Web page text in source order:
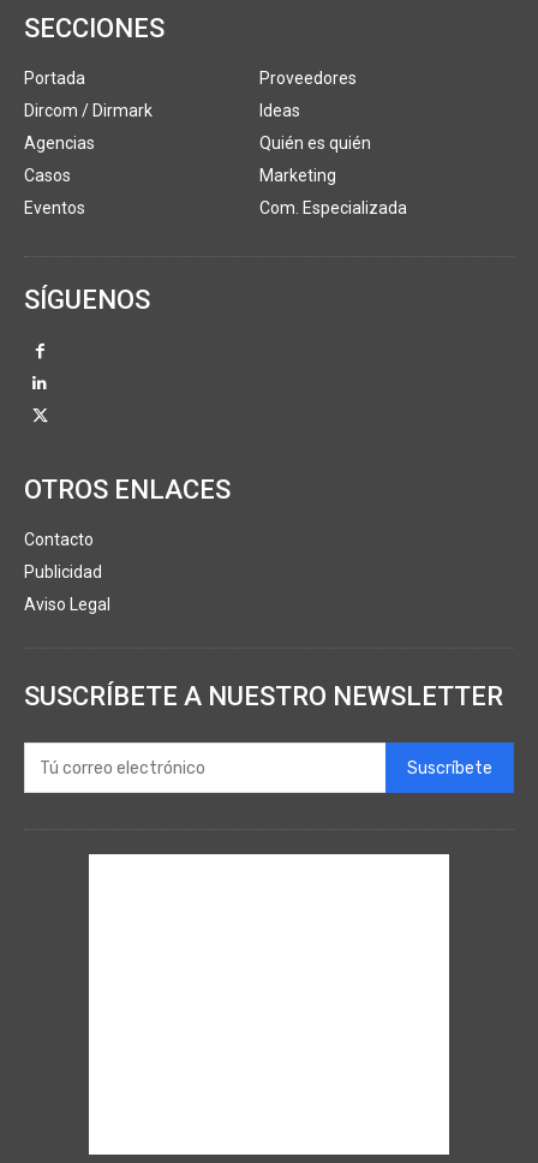
SECCIONES
Portada
Dircom / Dirmark
Agencias
Casos
Eventos
Proveedores
Ideas
Quién es quién
Marketing
Com. Especializada
SÍGUENOS
OTROS ENLACES
Contacto
Publicidad
Aviso Legal
SUSCRÍBETE A NUESTRO NEWSLETTER
Suscríbete